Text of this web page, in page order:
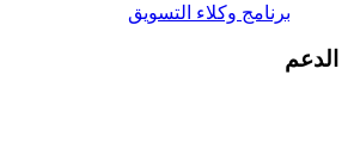
برنامج وكلاء التسويق
الدعم